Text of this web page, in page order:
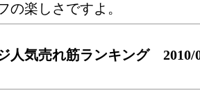
の楽しさですよ。
人気売れ筋ランキング